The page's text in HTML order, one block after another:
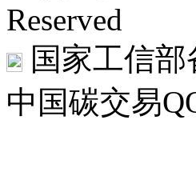
Reserved
国家工信
中国碳交易